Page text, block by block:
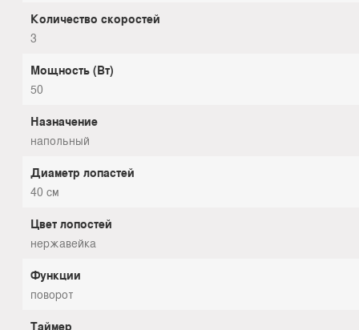
Количество скоростей
3
Мощность (Вт)
50
Назначение
напольный
Диаметр лопастей
40 см
Цвет лопостей
нержавейка
Функции
поворот
Таймер